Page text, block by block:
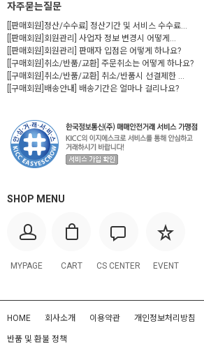
자주묻는질문
[[판매회원]정산/수수료] 정산기간 및 서비스 수수료...
[[판매회원]회원관리] 사업자 정보 변경시 어떻게...
[[판매회원]회원관리] 판매자 입점은 어떻게 하나요?
[[구매회원]취소/반품/교환] 주문취소는 어떻게 하나요?
[[구매회원]취소/반품/교환] 취소/반품시 선결제한 ...
[[구매회원]배송안내] 배송기간은 얼마나 걸리나요?
SHOP MENU
MYPAGE CART CS CENTER EVENT
HOME 회사소개 이용약관 개인정보처리방침
반품 및 환불 정책